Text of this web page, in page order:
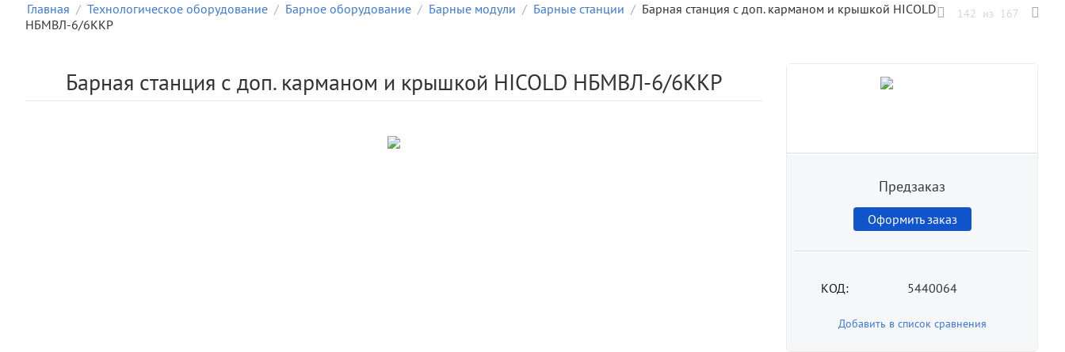
Главная / Технологическое оборудование / Барное оборудование / Барные модули / Барные станции / Барная станция с доп. карманом и крышкой HICOLD
НБМВЛ-6/6ККР
142 из 167
Барная станция с доп. карманом и крышкой HICOLD НБМВЛ-6/6ККР
Предзаказ
Оформить заказ
КОД: 5440064
Добавить в список сравнения